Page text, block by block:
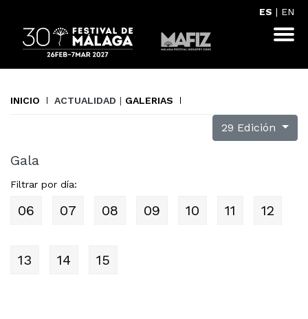
ES | EN
INICIO ACTUALIDAD | GALERIAS
29 Edición
Gala
Filtrar por día:
06 07 08 09 10 11 12
13 14 15